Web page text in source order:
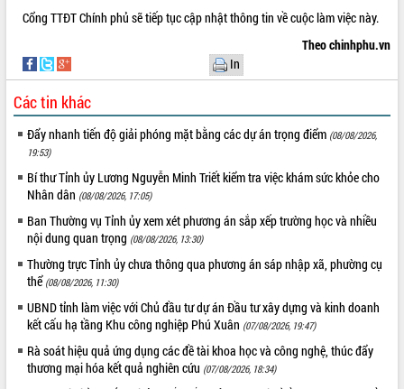
Đắk Lắk công bố Quy hoạch và xúc
tiến đầu tư tỉnh
ứng để giữ vững thị trường xuất khẩu
Diễn đàn Kinh tế tư nhân Việt Nam đột
phá cơ chế - Hợp tác công tư
Đề án 06 tạo bước ngoặt đột phá trong
cải cách hành chính tỉnh Đắk Lắk
Kết nối tour, đẩy mạnh chuyển đổi số
để phát triển du lịch Đắk Lắk
Khởi động Dự án Đầu tư xây dựng hạ
tầng kỹ thuật Cụm công nghiệp Tân
Tiến
Gặp mặt các cơ quan báo chí nhân Kỷ
niệm 101 năm Ngày Báo chí Cách
mạng Việt Nam
Đắk Lắk sơ kết 4 năm triển khai thực
hiện Đề án 06 của Chính phủ
Họp báo thông tin về Hội nghị Công bố
Cổng TTĐT Chính phủ sẽ tiếp tục cập nhật thông tin về cuộc làm việc này.
Theo chinhphu.vn
In
Các tin khác
Đẩy nhanh tiến độ giải phóng mặt bằng các dự án trọng điểm (08/08/2026,
19:53)
Bí thư Tỉnh ủy Lương Nguyễn Minh Triết kiểm tra việc khám sức khỏe cho
Nhân dân (08/08/2026, 17:05)
Ban Thường vụ Tỉnh ủy xem xét phương án sắp xếp trường học và nhiều
nội dung quan trọng (08/08/2026, 13:30)
Thường trực Tỉnh ủy chưa thông qua phương án sáp nhập xã, phường cụ
thể (08/08/2026, 11:30)
UBND tỉnh làm việc với Chủ đầu tư dự án Đầu tư xây dựng và kinh doanh
kết cấu hạ tầng Khu công nghiệp Phú Xuân (07/08/2026, 19:47)
Rà soát hiệu quả ứng dụng các đề tài khoa học và công nghệ, thúc đẩy
thương mại hóa kết quả nghiên cứu (07/08/2026, 18:34)